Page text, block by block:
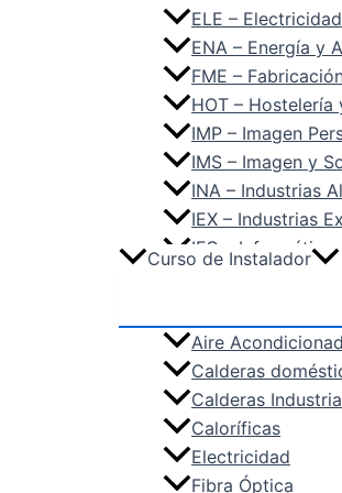
ELE –
ENA – Energía y
FME –
HOT – Hostelería
IMP – Imagen
IMS – Imagen y
INA – Industrias
IEX – Industrias
IFC – Informática
MAM – Madera,
MAP – Marítimo
QUI – Química
SAN – Sanidad
SEA – Seguridad
SSC – Servicios
TCP – Textil,
Curso de Instalador
Aire
Calderas
Calderas
Caloríficas
Electricidad
Fibra Óptica